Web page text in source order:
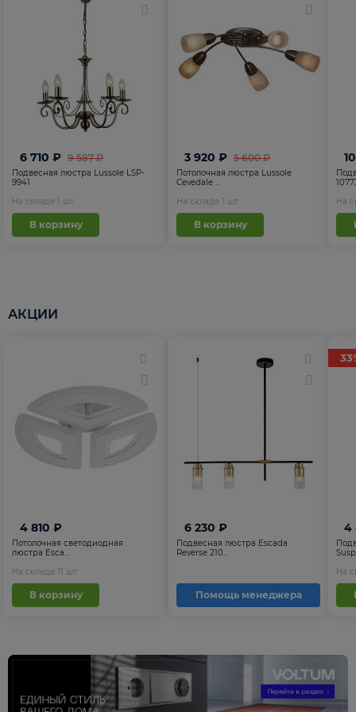
9 587 ₽
6 710 ₽
Подвесная люстра Lussole LSP-
9941
На складе 1 шт
В корзину
5 600 ₽
3 920 ₽
Потолочная люстра Lussole
Cevedale ...
На складе 1 шт
В корзину
На
АКЦИИ
4 810 ₽
Потолочная светодиодная
люстра Esca...
На складе 11 шт
В корзину
6 230 ₽
Подвесная люстра Escada
Reverse 210...
Помощь менеджера
4
На